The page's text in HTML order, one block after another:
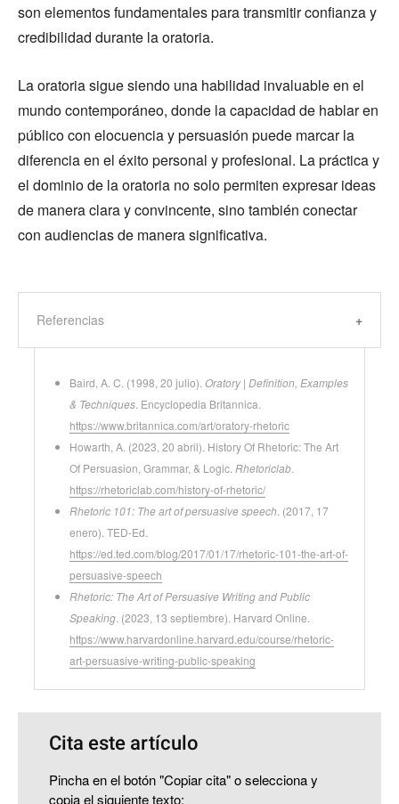
son elementos fundamentales para transmitir confianza y
credibilidad durante la oratoria.
La oratoria sigue siendo una habilidad invaluable en el
mundo contemporáneo, donde la capacidad de hablar en
público con elocuencia y persuasión puede marcar la
diferencia en el éxito personal y profesional. La práctica y
el dominio de la oratoria no solo permiten expresar ideas
de manera clara y convincente, sino también conectar
con audiencias de manera significativa.
Referencias
Baird, A. C. (1998, 20 julio). Oratory | Definition, Examples
& Techniques . Encyclopedia Britannica.
https://www.britannica.com/art/oratory-rhetoric
Howarth, A. (2023, 20 abril). History Of Rhetoric: The Art
Of Persuasion, Grammar, & Logic. Rhetoriclab
https://rhetoriclab.com/history-of-rhetoric/
Rhetoric 101: The art of persuasive speech . (2017, 17
enero). TED-Ed.
https://ed.ted.com/blog/2017/01/17/rhetoric-101-the-art-of-
persuasive-speech
Rhetoric: The Art of Persuasive Writing and Public
Speaking . (2023, 13 septiembre). Harvard Online.
https://www.harvardonline.harvard.edu/course/rhetoric-
art-persuasive-writing-public-speaking
Cita este artículo
Pincha en el botón "Copiar cita" o selecciona y
copia el siguiente texto: